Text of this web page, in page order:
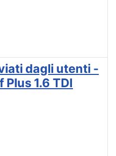
dagli utenti -
1.6 TDI